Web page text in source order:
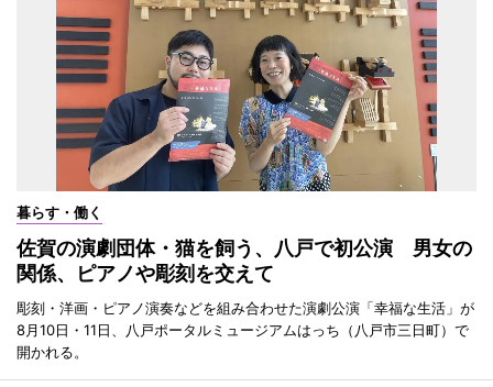
暮らす・働く
佐賀の演劇団体・猫を飼う、八戸で初公演 男女の
関係、ピアノや彫刻を交えて
彫刻・洋画・ピアノ演奏などを組み合わせた演劇公演「幸福な生活」が
8月10日・11日、八戸ポータルミュージアムはっち（八戸市三日町）で
開かれる。